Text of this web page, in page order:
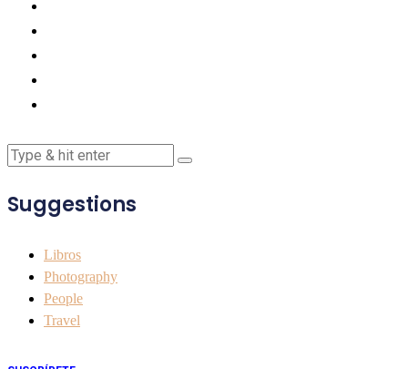
Suggestions
Libros
Photography
People
Travel